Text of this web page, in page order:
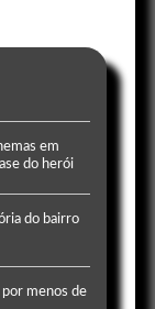
em
do herói
do bairro
menos de